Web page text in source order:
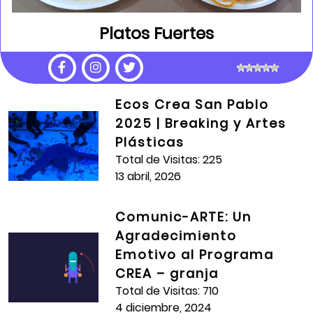
Platos Fuertes
Fecha de Publicación: 9 marzo, 2018
Crea:Naranjos
Institución Educativa:Villas Del Progreso
Artista Formador:Natalia Manzo Salazar
Estudiante(s):Daniela Solórzano Herazo
Año:2017
Total de Visitas:810
Ecos Crea San Pablo
2025 | Breaking y Artes
Plásticas
Total de Visitas: 225
13 abril, 2026
Comunic-ARTE: Un
Agradecimiento
Emotivo al Programa
CREA – granja
Total de Visitas: 710
4 diciembre, 2024